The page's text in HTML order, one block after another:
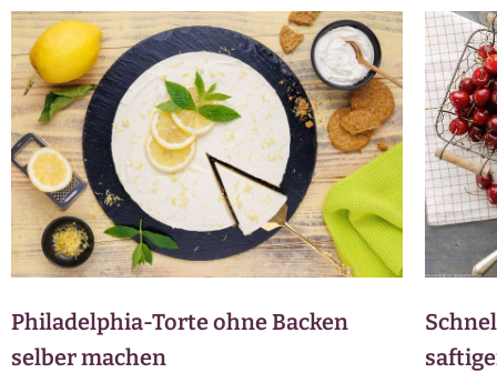
Philadelphia-Torte ohne Backen
selber machen